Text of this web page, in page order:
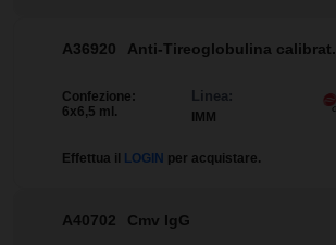
A36920 Anti-Tireoglobulina calibrat.
Confezione:
6x6,5 ml.
Linea:
IMM
Effettua il LOGIN per acquistare.
A40702 Cmv IgG